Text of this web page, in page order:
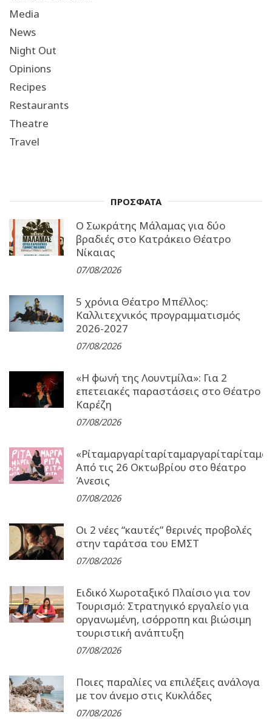
Media
News
Night Out
Opinions
Recipes
Restaurants
Theatre
Travel
ΠΡΟΣΦΑΤΑ
Ο Σωκράτης Μάλαμας για δύο
βραδιές στο Κατράκειο Θέατρο
Νίκαιας
07/08/2026
5 χρόνια Θέατρο Μπέλλος:
Καλλιτεχνικός προγραμματισμός
2026-2027
07/08/2026
«Η φωνή της Λουντμίλα»: Για 2
επετειακές παραστάσεις στο Θέατρο
Καρέζη
07/08/2026
Από τις 26 Οκτωβρίου στο θέατρο
Άνεσις
07/08/2026
Οι 2 νέες “καυτές” θερινές προβολές
στην ταράτσα του ΕΜΣΤ
07/08/2026
Ειδικό Χωροταξικό Πλαίσιο για τον
Τουρισμό: Στρατηγικό εργαλείο για
οργανωμένη, ισόρροπη και βιώσιμη
τουριστική ανάπτυξη
07/08/2026
Ποιες παραλίες να επιλέξεις ανάλογα
με τον άνεμο στις Κυκλάδες
07/08/2026